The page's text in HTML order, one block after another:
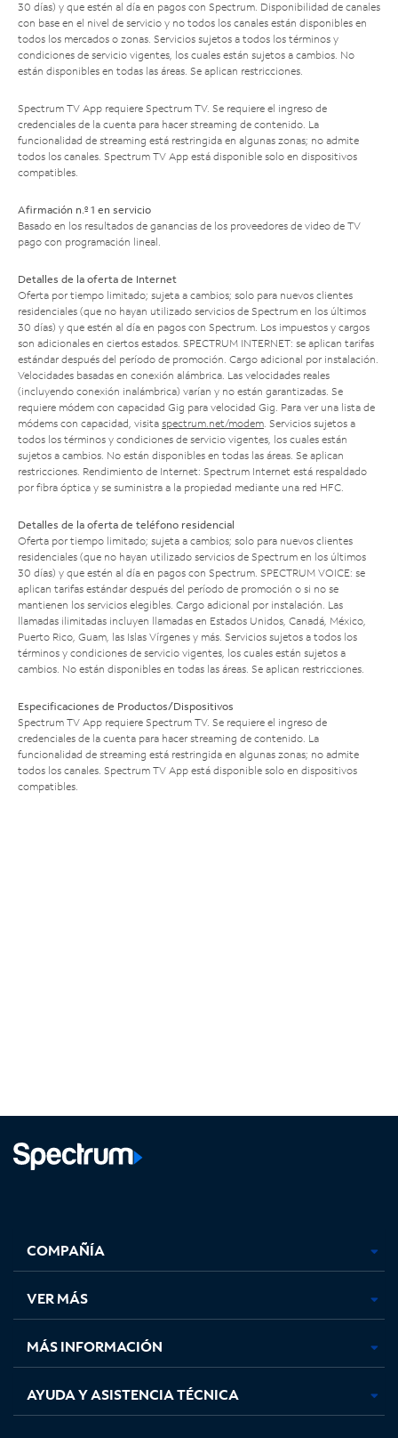
30 días) y que estén al día en pagos con Spectrum. Disponibilidad de canales
con base en el nivel de servicio y no todos los canales están disponibles en
todos los mercados o zonas. Servicios sujetos a todos los términos y
condiciones de servicio vigentes, los cuales están sujetos a cambios. No
están disponibles en todas las áreas. Se aplican restricciones.
Spectrum TV App requiere Spectrum TV. Se requiere el ingreso de
credenciales de la cuenta para hacer streaming de contenido. La
funcionalidad de streaming está restringida en algunas zonas; no admite
todos los canales. Spectrum TV App está disponible solo en dispositivos
compatibles.
Afirmación n.º 1 en servicio
Basado en los resultados de ganancias de los proveedores de video de TV
pago con programación lineal.
Detalles de la oferta de Internet
Oferta por tiempo limitado; sujeta a cambios; solo para nuevos clientes
residenciales (que no hayan utilizado servicios de Spectrum en los últimos
30 días) y que estén al día en pagos con Spectrum. Los impuestos y cargos
son adicionales en ciertos estados. SPECTRUM INTERNET: se aplican tarifas
estándar después del período de promoción. Cargo adicional por instalación.
Velocidades basadas en conexión alámbrica. Las velocidades reales
(incluyendo conexión inalámbrica) varían y no están garantizadas. Se
requiere módem con capacidad Gig para velocidad Gig. Para ver una lista de
módems con capacidad, visita spectrum.net/modem. Servicios sujetos a
todos los términos y condiciones de servicio vigentes, los cuales están
sujetos a cambios. No están disponibles en todas las áreas. Se aplican
restricciones. Rendimiento de Internet: Spectrum Internet está respaldado
por fibra óptica y se suministra a la propiedad mediante una red HFC.
Detalles de la oferta de teléfono residencial
Oferta por tiempo limitado; sujeta a cambios; solo para nuevos clientes
residenciales (que no hayan utilizado servicios de Spectrum en los últimos
30 días) y que estén al día en pagos con Spectrum. SPECTRUM VOICE: se
aplican tarifas estándar después del período de promoción o si no se
mantienen los servicios elegibles. Cargo adicional por instalación. Las
llamadas ilimitadas incluyen llamadas en Estados Unidos, Canadá, México,
Puerto Rico, Guam, las Islas Vírgenes y más. Servicios sujetos a todos los
términos y condiciones de servicio vigentes, los cuales están sujetos a
cambios. No están disponibles en todas las áreas. Se aplican restricciones.
Especificaciones de Productos/Dispositivos
Spectrum TV App requiere Spectrum TV. Se requiere el ingreso de
credenciales de la cuenta para hacer streaming de contenido. La
funcionalidad de streaming está restringida en algunas zonas; no admite
todos los canales. Spectrum TV App está disponible solo en dispositivos
compatibles.
abre
en
pestaña
nueva
abre
en
pestaña
nueva
abre
en
pestaña
nueva
en
nueva
COMPAÑÍA
VER MÁS
MÁS INFORMACIÓN
AYUDA Y ASISTENCIA TÉCNICA